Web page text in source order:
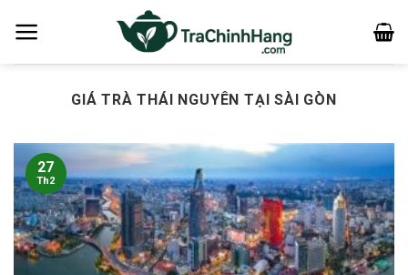
qua
GIÁ TRÀ THÁI NGUYÊN TẠI SÀI GÒN
27
Th2